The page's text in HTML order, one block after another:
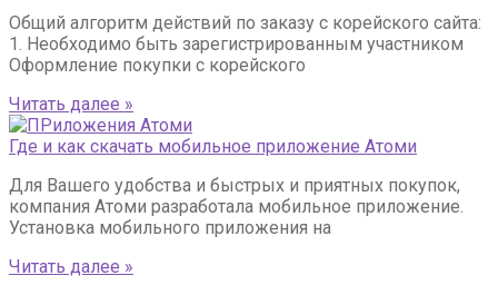
Общий алгоритм действий по заказу с корейского сайта:
1. Необходимо быть зарегистрированным участником
Оформление покупки с корейского
Читать далее »
Где и как скачать мобильное приложение Атоми
Для Вашего удобства и быстрых и приятных покупок,
компания Атоми разработала мобильное приложение.
Установка мобильного приложения на
Читать далее »